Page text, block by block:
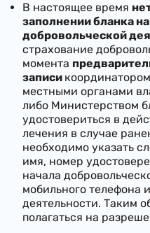
В настоящее время
заполнении бланка
добровольческой
страхование
момента
записи
местными органами
либо Министерством
удостовериться в
лечения в случае
необходимо указать
имя, номер
начала
мобильного телефона
деятельности. Таким
полагаться на